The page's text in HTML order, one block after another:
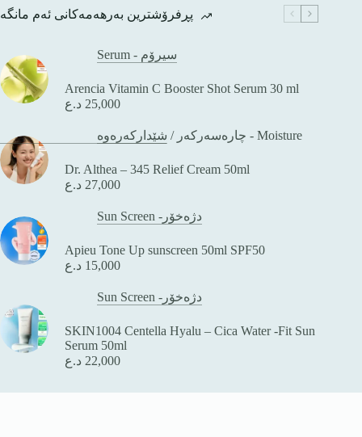
پڕفرۆشترین بەرهەمەکانی ئەم مانگە
Serum - سیرۆم
Arencia Vitamin C Booster Shot Serum 30 ml
25,000 د.ع
چارەسەرکەر / شێدارکەرەوە - Moisture
Dr. Althea – 345 Relief Cream 50ml
27,000 د.ع
Sun Screen -دژەخۆر
Apieu Tone Up sunscreen 50ml SPF50
15,000 د.ع
Sun Screen -دژەخۆر
SKIN1004 Centella Hyalu – Cica Water -Fit Sun
Serum 50ml
22,000 د.ع